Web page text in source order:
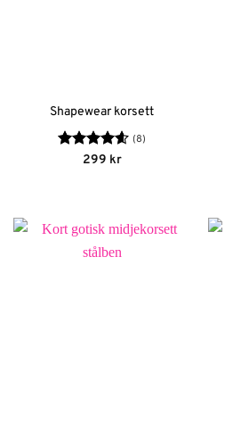
Shapewear korsett
Betygsatt
(8)
299 kr